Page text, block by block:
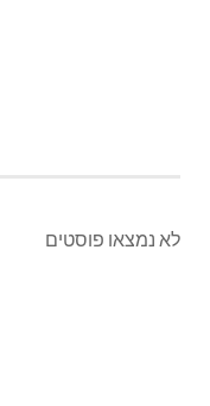
לא נמצאו פוסטים